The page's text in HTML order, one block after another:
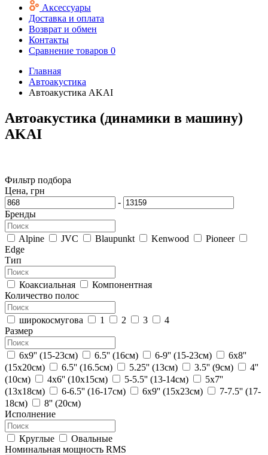
Аксессуары
Доставка и оплата
Возврат и обмен
Контакты
Сравнение товаров 0
Главная
Автоакустика
Автоакустика AKAI
Автоакустика (динамики в машину)
AKAI
Фильтр подбора
Цена, грн
-
Бренды
Alpine JVC Blaupunkt Kenwood
Pioneer
Edge
Тип
Коаксиальная
Компонентная
Количество полос
широкосмугова 1 2 3
4
Размер
6х9'' (15-23см) 6.5'' (16см) 6-9'' (15-23см)
6х8''
(15х20см)
6.5'' (16.5см) 5.25'' (13см) 3.5'' (9см)
4''
(10см)
4x6'' (10х15см) 5-5.5'' (13-14см)
5x7''
(13х18см)
6-6.5'' (16-17см) 6x9'' (15х23см)
7-7.5'' (17-
18см)
8'' (20см)
Исполнение
Круглые
Овальные
Номинальная мощность RMS